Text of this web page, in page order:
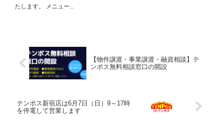
たします。 メニュー...
【物件譲渡・事業譲渡・融資相談】テ
ンポス無料相談窓口の開設
テンポス新宿店は6月7日（日）9～17時
を停電して営業します